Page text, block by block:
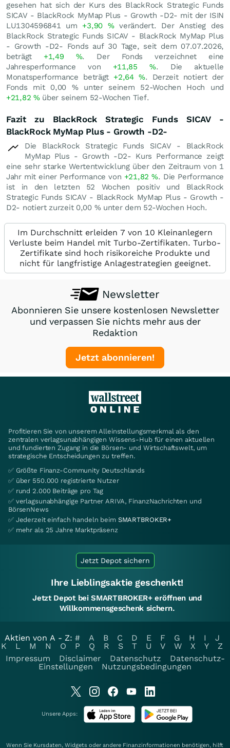
gesehen hat sich der Kurs des BlackRock Strategic Funds
SICAV - BlackRock MyMap Plus - Growth -D2- mit der ISIN
LU1304596841 um +3,90 %verändert. Der Anstieg des
BlackRock Strategic Funds SICAV - BlackRock MyMap Plus
- Growth -D2- Fonds auf 30 Tage, seit dem 07.07.2026,
beträgt +1,49 %. Der Fonds verzeichnet eine
Jahresperformance von +11,85%. Die aktuelle
Monatsperformance beträgt +2,64 %. Derzeit notiert der
Fonds mit 0,00 %unter seinem 52-Wochen Hoch und
+21,82 %über seinem 52-Wochen Tief.
Fazit zu BlackRock Strategic Funds SICAV -
BlackRock MyMap Plus - Growth -D2-
Die BlackRock Strategic Funds SICAV - BlackRock
MyMap Plus - Growth -D2- Kurs Performance zeigt
eine sehr starke Wertentwicklung über den Zeitraum von 1
Jahr mit einer Performance von +21,82%. Die Performance
ist in den letzten 52 Wochen positiv und BlackRock
Strategic Funds SICAV - BlackRock MyMap Plus - Growth -
D2- notiert zurzeit 0,00 %unter dem 52-Wochen Hoch.
Im Durchschnitt erleiden 7 von 10 Kleinanlegern
Verluste beim Handel mit Turbo-Zertifikaten. Turbo-
Zertifikate sind hoch risikoreiche Produkte und
nicht für langfristige Anlagestrategien geeignet.
Newsletter
Abonnieren Sie unsere kostenlosen Newsletter
und verpassen Sie nichts mehr aus der
Redaktion
Jetzt abonnieren!
Profitieren Sie von unserem Alleinstellungsmerkmal als den
zentralen verlagsunabhängigen Wissens-Hub für einen aktuellen
und fundierten Zugang in die Börsen- und Wirtschaftswelt, um
strategische Entscheidungen zu treffen.
✅ Größte Finanz-Community Deutschlands
✅ über 550.000 registrierte Nutzer
✅ rund 2.000 Beiträge pro Tag
✅ verlagsunabhängige Partner ARIVA, FinanzNachrichten und
BörsenNews
✅ Jederzeit einfach handeln beim SMARTBROKER+
✅ mehr als 25 Jahre Marktpräsenz
Jetzt Depot sichern
Ihre Lieblingsaktie geschenkt!
Jetzt Depot bei SMARTBROKER+ eröffnen und
Willkommensgeschenk sichern.
Aktien von A - Z: # A B C D E F G H I
J
K
L M N O P Q R S T U V W X Y
Z
Impressum
Disclaimer Datenschutz
Datenschutz-
Einstellungen
Nutzungsbedingungen
Unsere Apps:
Wenn Sie Kursdaten, Widgets oder andere Finanzinformationen benötigen, hilft